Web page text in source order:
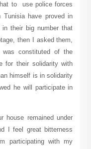
to use police forces
have proved in
their big number that
then I asked them,
constituted of the
for their solidarity with
himself is in solidarity
he will participate in
house remained under
I feel great bitterness
participating with my